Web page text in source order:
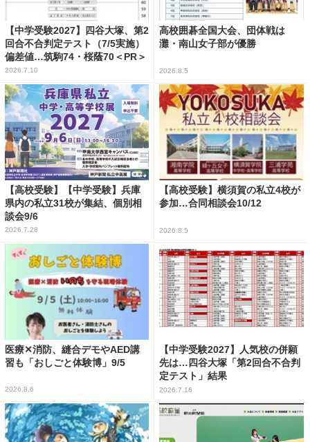
【中学受験2027】四谷大塚、第2
回合不合判定テスト（7/5実施）
偏差値…筑駒74・桜蔭70＜PR＞
2026.7.10
高校囲碁全国大会、団体戦は
灘・南山女子部が優勝
2026.8.5
【高校受験】【中学受験】兵庫
県内の私立31校が集結、個別相
談会9/6
2026.7.28
【高校受験】横須賀の私立4校が
参加…合同相談会10/12
2026.8.5
医療✕消防、縫合デモやAED講
習も「おしごと体験博」9/5
2026.8.6
【中学受験2027】人気校の併願
先は…四谷大塚「第2回合不合判
定テスト」結果
2026.7.16